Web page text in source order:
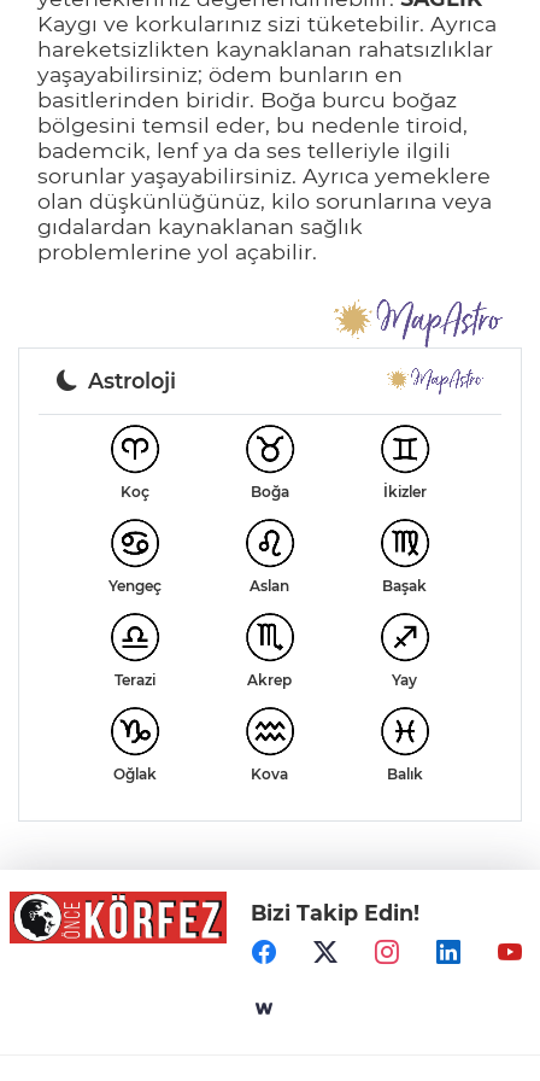
Kaygı ve korkularınız sizi tüketebilir. Ayrıca
hareketsizlikten kaynaklanan rahatsızlıklar
yaşayabilirsiniz; ödem bunların en
basitlerinden biridir. Boğa burcu boğaz
bölgesini temsil eder, bu nedenle tiroid,
bademcik, lenf ya da ses telleriyle ilgili
sorunlar yaşayabilirsiniz. Ayrıca yemeklere
olan düşkünlüğünüz, kilo sorunlarına veya
gıdalardan kaynaklanan sağlık
problemlerine yol açabilir.
Astroloji
Koç Boğa İkizler
Yengeç Aslan Başak
Terazi Akrep Yay
Oğlak Kova Balık
Bizi Takip Edin!